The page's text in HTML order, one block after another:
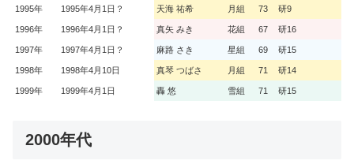
1995年 1995年4月1日？ 天海 祐希 月組 73 研9
1996年 1996年4月1日？ 真矢 みき 花組 67 研16
1997年 1997年4月1日？ 麻路 さき 星組 69 研15
1998年 1998年4月10日 真琴 つばさ 月組 71 研14
1999年 1999年4月1日 轟 悠 雪組 71 研15
2000年代